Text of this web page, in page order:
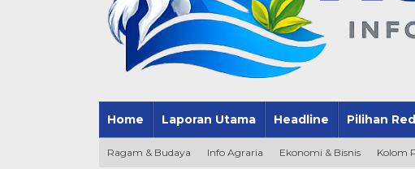
Home Laporan Utama Headline Pilihan
Ragam & Budaya Info Agraria Ekonomi & Bisnis Kolom